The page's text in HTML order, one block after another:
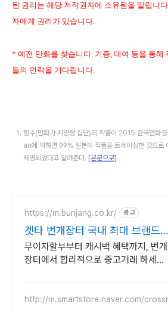
된 권리는 해당 저작권자에 소유됨을 알립니
자에게 권리가 있습니다.
* 예전 만화를 찾습니다. 기증, 대여 등을 통해
들의 연락을 기다립니다.
향수(만화가 지망생 집단)의 작품이 2015 한국만화
an에 의하면 99% 일본의 작품을 트레이싱한 것으로
제명되었다고 알려준다. [본문으로]
https://m.bunjang.co.kr/ 광고
겟타 번개장터 국내 최대 브랜드
중고거래
무이자할부부터 캐시백 혜택까지, 번개
장터에서 합리적으로 중고거래 하세요
드
http://m.smartstore.naver.com/